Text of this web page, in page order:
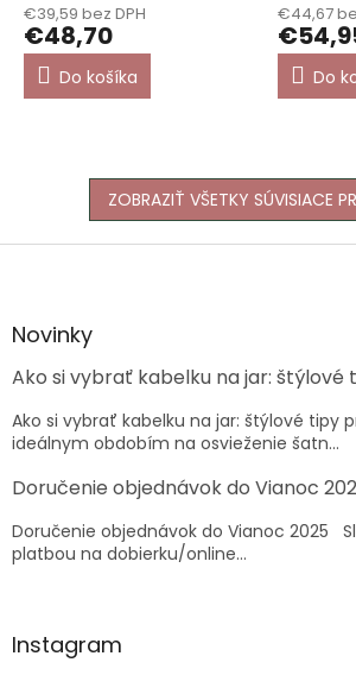
€39,59 bez DPH
€48,70
Do košíka
€44,67
Do
ZOBRAZIŤ VŠETKY SÚVISIACE
Z
äNovinky
Ako si vybrať kabelku na jar: štýlové
Ako si vybrať kabelku na jar: štýlové tipy
ideálnym obdobím na osvieženie šatn...
Doručenie objednávok do Vianoc
Doručenie objednávok do Vianoc 2025
platbou na dobierku/online...
Instagram